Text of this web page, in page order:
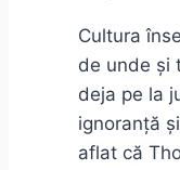
Cultura
de unde și
deja pe la
ignoranță
aflat că